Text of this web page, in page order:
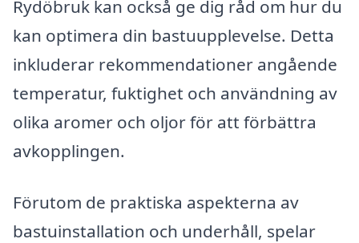
Rydöbruk kan också ge dig råd om hur du
kan optimera din bastuupplevelse. Detta
inkluderar rekommendationer angående
temperatur, fuktighet och användning av
olika aromer och oljor för att förbättra
avkopplingen.
Förutom de praktiska aspekterna av
bastuinstallation och underhåll, spelar